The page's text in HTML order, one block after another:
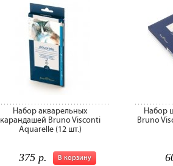
Набор акварельных
карандашей Bruno Visconti
Aquarelle (12 шт.)
В корзину
375 р.
Набор
Bruno